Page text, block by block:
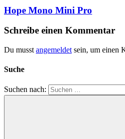
Hope Mono Mini Pro
Schreibe einen Kommentar
Du musst angemeldet sein, um einen
Suche
Suchen nach: